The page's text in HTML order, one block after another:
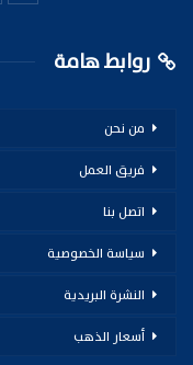
روابط هامة
من نحن
فريق العمل
اتصل بنا
سياسة الخصوصية
النشرة البريدية
أسعار الذهب